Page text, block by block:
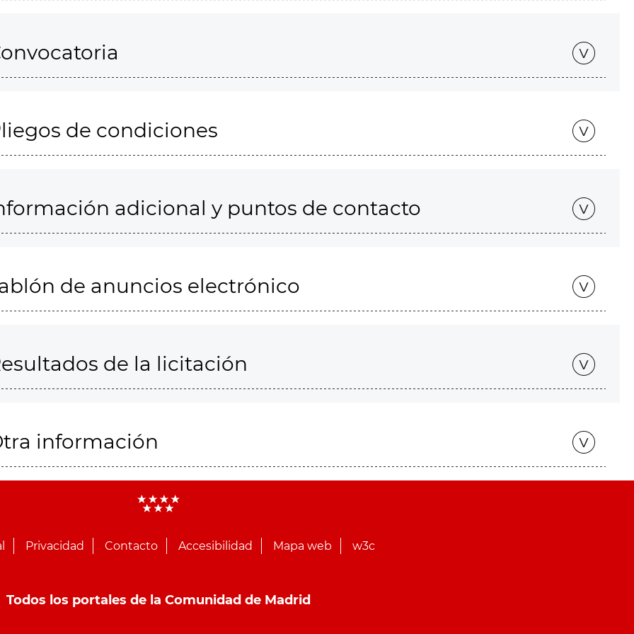
de condiciones
adicional y puntos de contacto
de anuncios electrónico
de la licitación
información
Privacidad Contacto Accesibilidad Mapa web w3c
Todos los portales de la Comunidad de Madrid